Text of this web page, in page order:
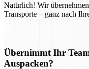
Natürlich! Wir
Transporte – ganz nach
Übernimmt Ihr
Auspacken?